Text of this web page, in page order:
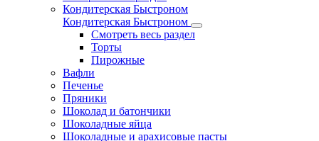
Кондитерская Быстроном
Кондитерская Быстроном
Смотреть весь раздел
Торты
Пирожные
Вафли
Печенье
Пряники
Шоколад и батончики
Шоколадные яйца
Шоколадные и арахисовые пасты